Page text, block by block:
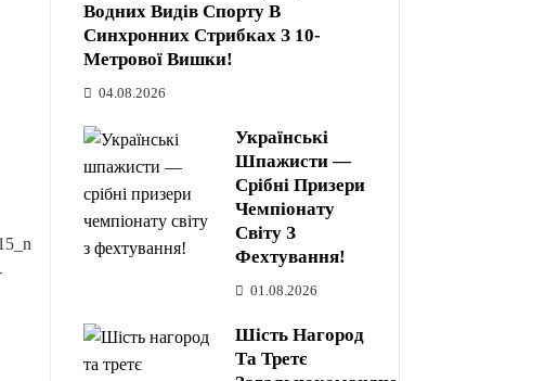
Водних Видів Спорту В
Синхронних Стрибках З 10-
Метрової Вишки!
04.08.2026
Українські
Шпажисти —
Срібні Призери
Чемпіонату
Світу З
Фехтування!
01.08.2026
Шість Нагород
Та Третє